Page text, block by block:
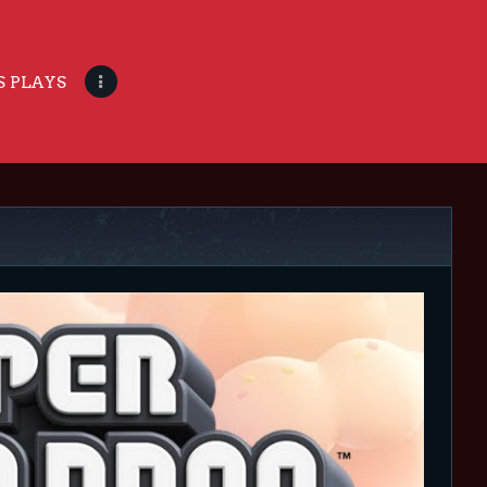
PLAYS